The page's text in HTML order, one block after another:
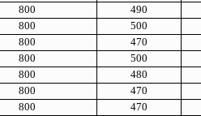
800
490
800
500
800
470
800
500
800
480
800
470
800
470